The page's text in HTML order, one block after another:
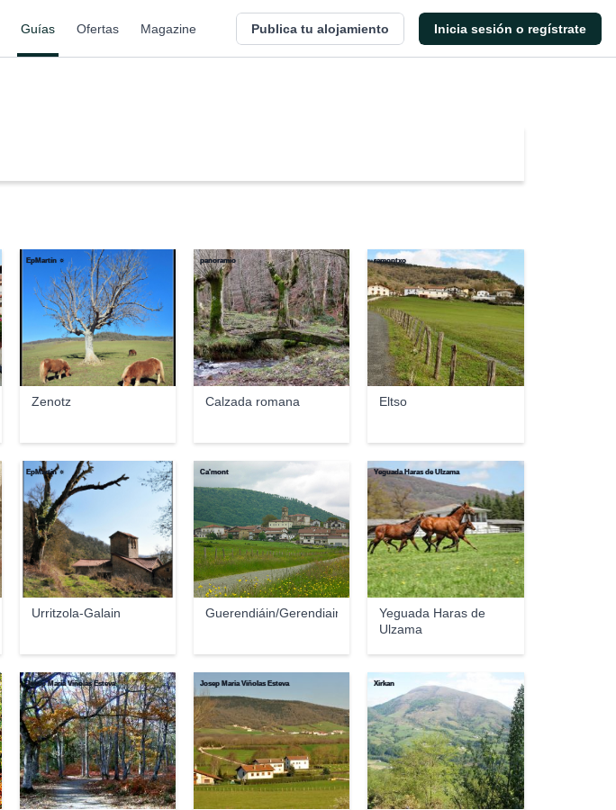
Guías Ofertas Magazine Publica tu alojamiento Inicia sesión o regístrate
Zenotz
EpMartín ☼
Calzada romana
panoramio
Eltso
ramontxo
Urritzola-Galain
EpMartín ☼
Guerendiáin/Gerendiain
Ca'mont
Yeguada Haras de
Ulzama
Yeguada Haras de Ulzama
Josep Maria Viñolas Esteva Josep Maria Viñolas Esteva Xirkan